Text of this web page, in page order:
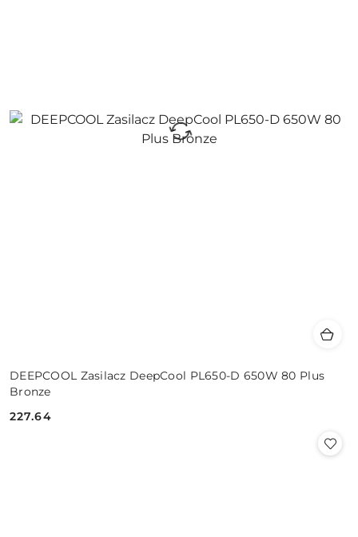
DEEPCOOL Zasilacz DeepCool PL650-D 650W 80 Plus
Bronze
Cena:
227.64